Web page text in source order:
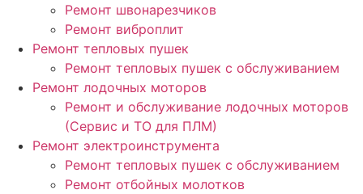
Ремонт швонарезчиков
Ремонт виброплит
Ремонт тепловых пушек
Ремонт тепловых пушек с обслуживанием
Ремонт лодочных моторов
Ремонт и обслуживание лодочных моторов
(Сервис и ТО для ПЛМ)
Ремонт электроинструмента
Ремонт тепловых пушек с обслуживанием
Ремонт отбойных молотков